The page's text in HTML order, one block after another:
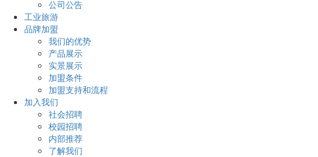
公司公告
工业旅游
品牌加盟
我们的优势
产品展示
实景展示
加盟条件
加盟支持和流程
加入我们
社会招聘
校园招聘
内部推荐
了解我们